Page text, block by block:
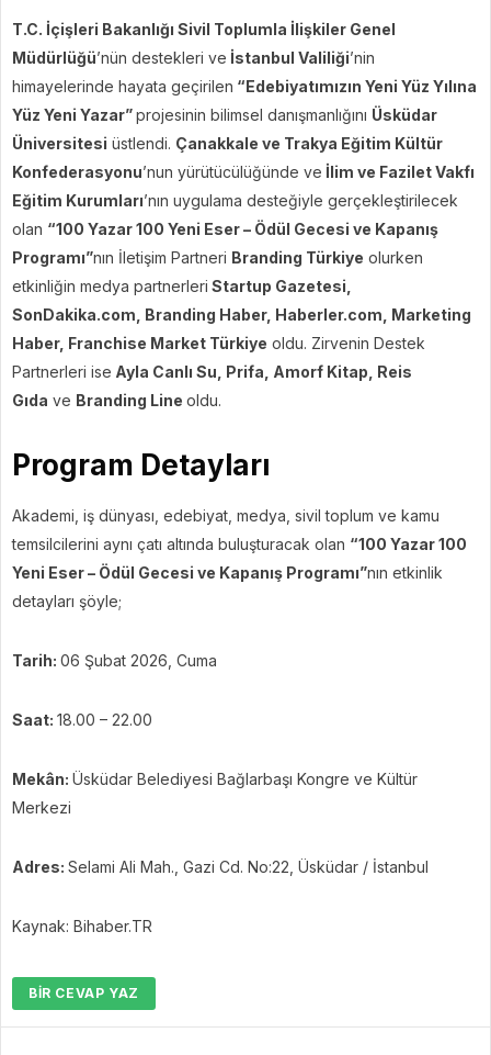
T.C. İçişleri Bakanlığı Sivil Toplumla İlişkiler Genel
Müdürlüğü’nün destekleri ve İstanbul Valiliği’nin
himayelerinde hayata geçirilen “Edebiyatımızın Yeni Yüz Yılına
Yüz Yeni Yazar”projesinin bilimsel danışmanlığını Üsküdar
Üniversitesi üstlendi. Çanakkale ve Trakya Eğitim Kültür
Konfederasyonu’nun yürütücülüğünde ve İlim ve Fazilet Vakfı
Eğitim Kurumları’nın uygulama desteğiyle gerçekleştirilecek
olan “100 Yazar 100 Yeni Eser – Ödül Gecesi ve Kapanış
Programı”nın İletişim Partneri Branding Türkiye olurken
etkinliğin medya partnerleri Startup Gazetesi,
SonDakika.com, Branding Haber, Haberler.com, Marketing
Haber, Franchise Market Türkiye oldu. Zirvenin Destek
Partnerleri ise Ayla Canlı Su, Prifa, Amorf Kitap, Reis
Gıda ve Branding Line oldu.
Program Detayları
Akademi, iş dünyası, edebiyat, medya, sivil toplum ve kamu
temsilcilerini aynı çatı altında buluşturacak olan “100 Yazar 100
Yeni Eser – Ödül Gecesi ve Kapanış Programı”nın etkinlik
detayları şöyle;
Tarih: 06 Şubat 2026, Cuma
Saat: 18.00 – 22.00
Mekân: Üsküdar Belediyesi Bağlarbaşı Kongre ve Kültür
Merkezi
Adres: Selami Ali Mah., Gazi Cd. No:22, Üsküdar / İstanbul
Kaynak: Bihaber.TR
BIR CEVAP YAZ